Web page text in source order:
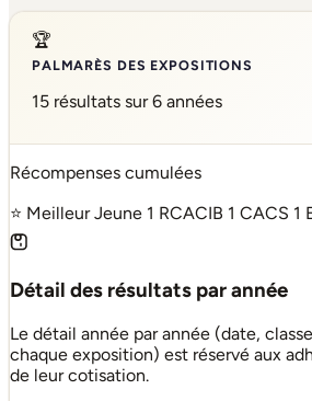
🏆
PALMARÈS DES EXPOSITIONS
15 résultats sur 6 années
Récompenses cumulées
⭐ Meilleur Jeune 1 RCACIB 1 CACS 1
Détail des résultats par année
Le détail année par année (date,
chaque exposition) est réservé aux
de leur cotisation.